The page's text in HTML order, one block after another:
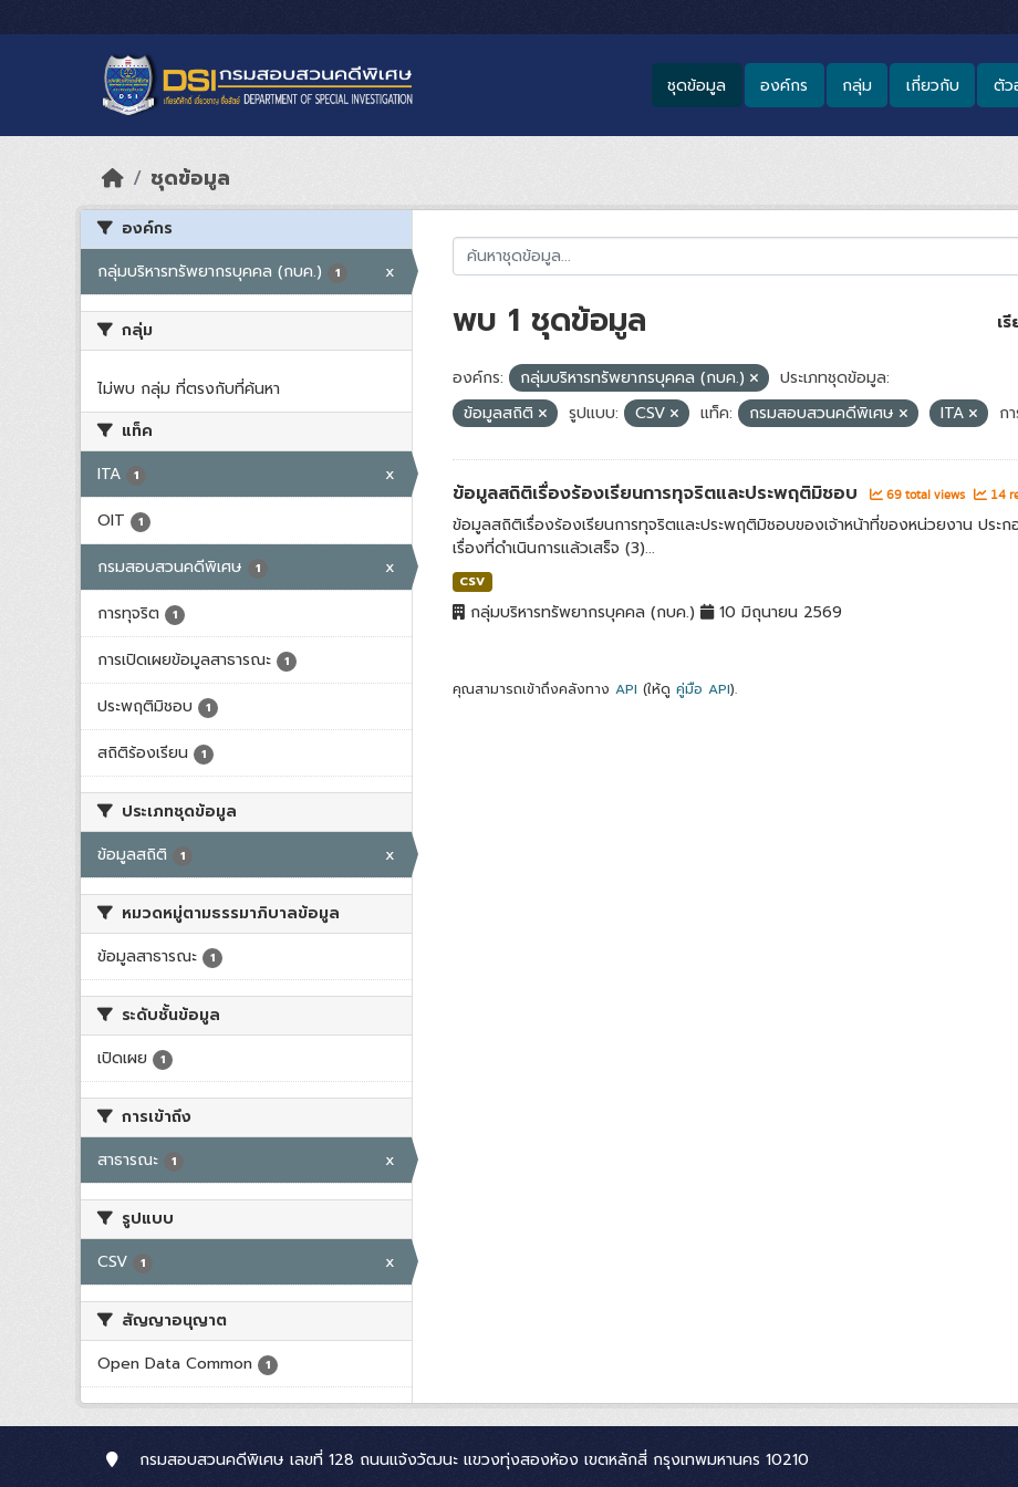
ชุดข้อมูล องค์กร กลุ่ม เกี่ยวกับ ตัว
ชุดข้อมูล
องค์กร
กลุ่มบริหารทรัพยากรบุคคล (กบค.)
1 x
กลุ่ม
ไม่พบ กลุ่ม ที่ตรงกับที่ค้นหา
แท็ค
ITA
1
x
OIT
1
กรมสอบสวนคดีพิเศษ 1
x
การทุจริต
1
การเปิดเผยข้อมูลสาธารณะ 1
ประพฤติมิชอบ 1
สถิติร้องเรียน 1
ประเภทชุดข้อมูล
ข้อมูลสถิติ
1 x
หมวดหมู่ตามธรรมาภิบาลข้อมูล
ข้อมูลสาธารณะ
1
ระดับชั้นข้อมูล
เปิดเผย
1
การเข้าถึง
สาธารณะ
1 x
รูปแบบ
CSV
1 x
สัญญาอนุญาต
Open Data Common
1
เ
พบ 1 ชุดข้อมูล
องค์กร: กลุ่มบริหารทรัพยากรบุคคล (กบค.)
ประเภทชุดข้อมูล:
ข้อมูลสถิติ
รูปแบบ: CSV แท็ค: กรมสอบสวนคดีพิเศษ ITA ก
ข้อมูลสถิติเรื่องร้องเรียนการทุจริตและประพฤติมิชอบ 69 total views 14
ข้อมูลสถิติเรื่องร้องเรียนการทุจริตและประพฤติมิชอบของเจ้าหน้าที่ของหน่วยงาน ประ
เรื่องที่ดำเนินการแล้วเสร็จ (3)...
CSV
กลุ่มบริหารทรัพยากรบุคคล (กบค.) 10 มิถุนายน 2569
คุณสามารถเข้าถึงคลังทาง API (ให้ดู คู่มือ API).
กรมสอบสวนคดีพิเศษ เลขที่ 128 ถนนแจ้งวัฒนะ แขวงทุ่งสองห้อง เขตหลักสี่ กรุงเทพมหานคร 10210